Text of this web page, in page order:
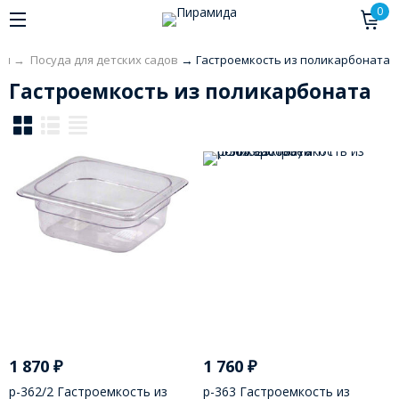
0
→ Посуда для детских садов → Гастроемкость из поликарбоната
Гастроемкость из поликарбоната
1 870 ₽
р-362/2 Гастроемкость из
1 760₽
р-363 Гастроемкость из